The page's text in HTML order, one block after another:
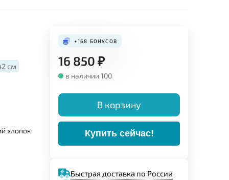
см
хлопок
+168 БОНУСОВ
16 850 ₽
в наличии 100
В корзину
Купить сейчас!
Быстрая доставка по России